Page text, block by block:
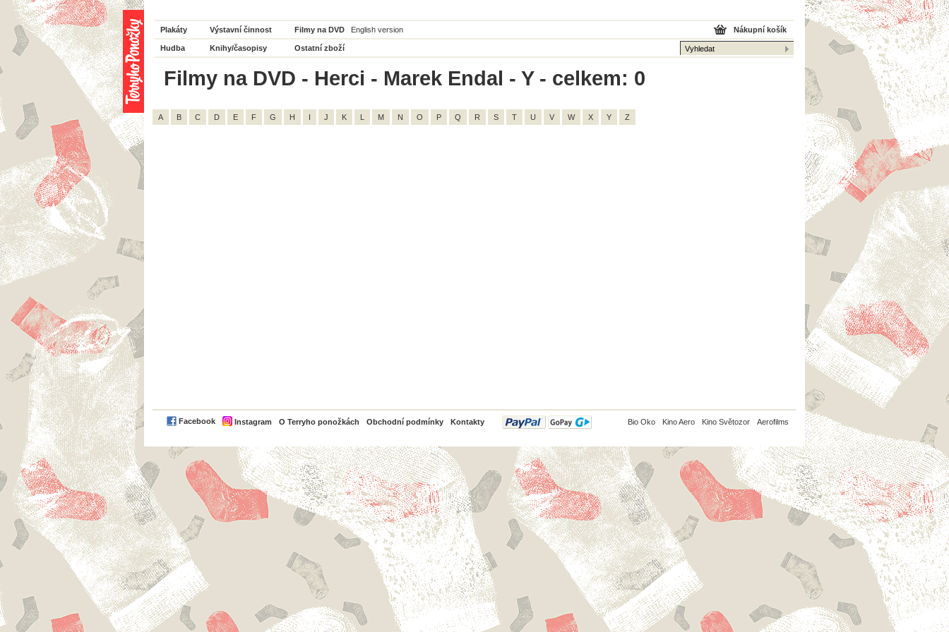
Plakáty Výstavní činnost Filmy na DVD English version
Hudba Knihy/časopisy Ostatní zboží
Nákupní košík
Filmy na DVD - Herci - Marek Endal - Y - celkem: 0
A B C D E F G H I J K L M N O P Q R S T U V W X Y Z
Facebook Instagram O Terryho ponožkách Obchodní podmínky Kontakty
PayPal Bio Oko Kino Aero Kino Světozor Aerofilms